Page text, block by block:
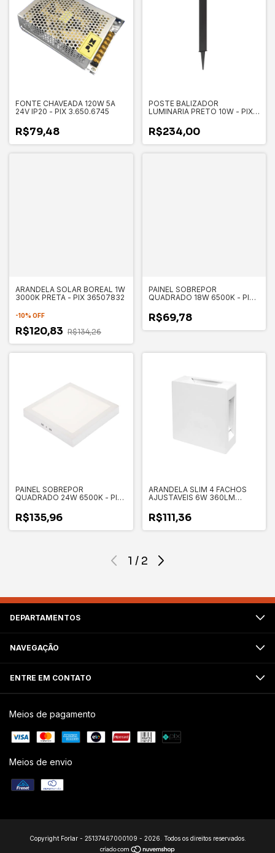
FONTE CHAVEADA 120W 5A
24V IP20 - PIX 3.650.6745
R$79,48
POSTE BALIZADOR
LUMINARIA PRETO 10W - PIX
R$234,00
ARANDELA SOLAR BOREAL 1W
3000K PRETA - PIX 36507832
-10% OFF
R$120,83 R$134,26
PAINEL SOBREPOR
QUADRADO 18W 6500K - PIX
R$69,78
PAINEL SOBREPOR
QUADRADO 24W 6500K - PIX
R$135,96
ARANDELA SLIM 4 FACHOS
AJUSTAVEIS 6W 360LM
36506546
R$111,36
1 / 2
DEPARTAMENTOS
NAVEGAÇÃO
ENTRE EM CONTATO
Meios de pagamento
Meios de envio
Copyright Forlar - 25137467000109 - 2026. Todos os direitos reservados.